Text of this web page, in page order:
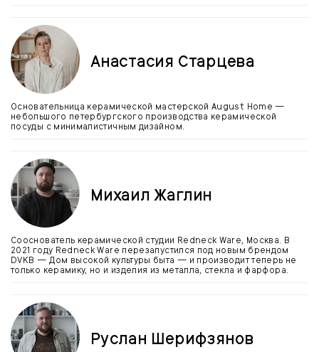
Анастасия Старцева
Основательница керамической мастерской August Home —
небольшого петербургского производства керамической
посуды с минималистичным дизайном.
Михаил Жаглин
Сооснователь керамической студии Redneck Ware, Москва. В
2021 году Redneck Ware перезапустился под новым брендом
DVKB — Дом высокой культуры быта — и производит теперь не
только керамику, но и изделия из металла, стекла и фарфора.
Руслан Шерифзянов